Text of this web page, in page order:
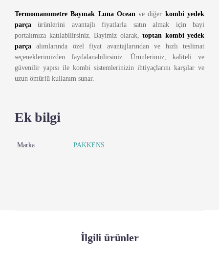
Termomanometre Baymak Luna Oceanve diğer kombi yedek
parça ürünlerini avantajlı fiyatlarla satın almak için bayi
portalımıza katılabilirsiniz. Bayimiz olarak, toptan kombi yedek
parça alımlarında özel fiyat avantajlarından ve hızlı teslimat
seçeneklerimizden faydalanabilirsiniz. Ürünlerimiz, kaliteli ve
güvenilir yapısı ile kombi sistemlerinizin ihtiyaçlarını karşılar ve
uzun ömürlü kullanım sunar.
Ek bilgi
Marka PAKKENS
İlgili ürünler